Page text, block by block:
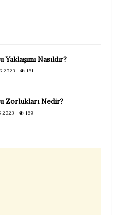
Yaklaşımı Nasıldır?
2023 161
Zorlukları Nedir?
2023 169